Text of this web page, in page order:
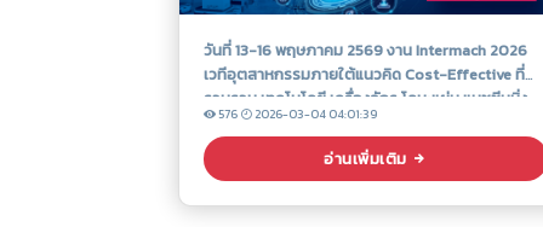
วันที่ 13-16 พฤษภาคม 2569 งาน Intermach 2026
เวทีอุตสาหกรรมภายใต้แนวคิด Cost-Effective ที่
รวบรวม เทคโนโลยี เครื่องจักร โลหะแผ่น แมชชีนนิ่ง
เซนเตอร์ เครื่องมือ เครื่องวัด ระบบอัตโนมัติ โซลูชัน
การผลิต และนวัตกรรมอุตสาหกรรม
576 2026-03-04 04:01:39
อ่านเพิ่มเติม